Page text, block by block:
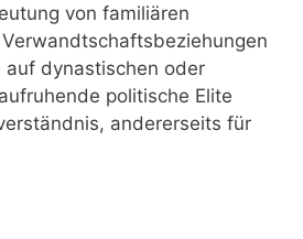
von familiären
auf dynastischen oder
politische Elite
andererseits für